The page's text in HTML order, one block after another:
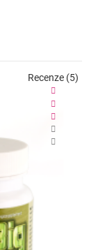
Recenze (5)